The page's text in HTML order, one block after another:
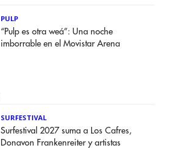
PULP
“Pulp es otra weá”: Una noche
imborrable en el Movistar Arena
SURFESTIVAL
Surfestival 2027 suma a Los Cafres,
Donavon Frankenreiter y artistas